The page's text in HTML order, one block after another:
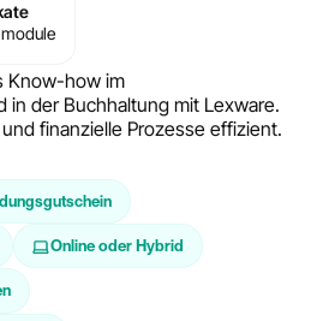
Know-how im
in der Buchhaltung mit Lexware.
finanzielle Prozesse effizient.
Online oder Hybrid